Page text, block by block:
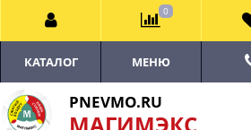
PNEVMO.RU
КАТАЛОГ МЕНЮ
0